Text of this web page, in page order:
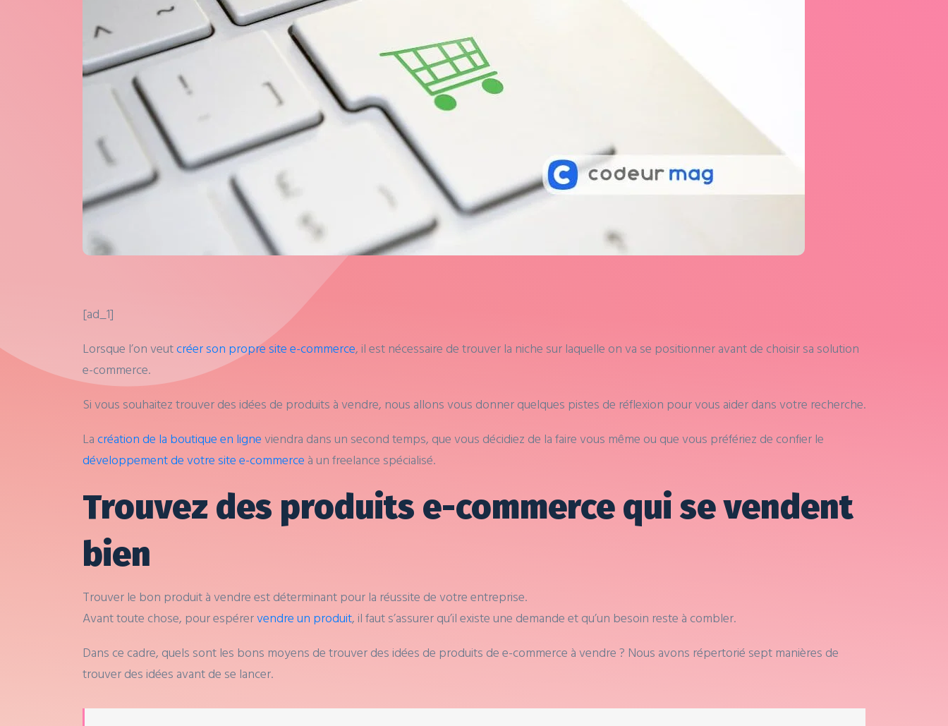
[ad_1]
Lorsque l’on veutcréer son propre site e-commerce, il est nécessaire de trouver la niche sur laquelle on va se positionner avant de choisir sa solution
e-commerce.
Si vous souhaitez trouver des idées de produits à vendre, nous allons vous donner quelques pistes de réflexion pour vous aider dans votre recherche.
Lacréation de la boutique en ligneviendra dans un second temps, que vous décidiez de la faire vous même ou que vous préfériez de confier le
développement de votre site e-commerce à un freelance spécialisé.
Trouvez des produits e-commerce qui se vendent
bien
Trouver le bon produit à vendre est déterminant pour la réussite de votre entreprise.
Avant toute chose, pour espérervendre un produit, il faut s’assurer qu’il existe une demande et qu’un besoin reste à combler.
Dans ce cadre, quels sont les bons moyens de trouver des idées de produits de e-commerce à vendre ? Nous avons répertorié sept manières de
trouver des idées avant de se lancer.